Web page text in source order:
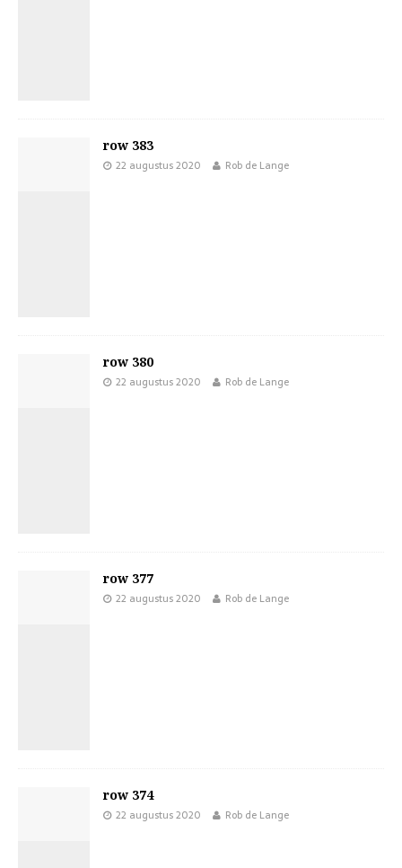
row 383
22 augustus 2020 Rob de Lange
row 380
22 augustus 2020 Rob de Lange
row 377
22 augustus 2020 Rob de Lange
row 374
22 augustus 2020 Rob de Lange